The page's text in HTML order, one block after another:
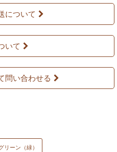
について
いて
問い合わせる
リーン（緑）